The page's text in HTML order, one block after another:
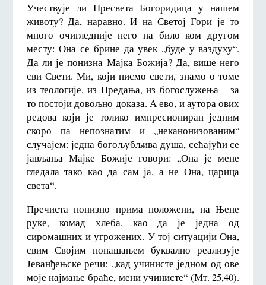
Учествује ли Пресвета Богоридица у нашем
животу? Да, наравно. И на Светој Гори је то
много очигледније него на било ком другом
месту: Она се брине да увек „буде у ваздуху“.
Да ли је понизна Мајка Божија? Да, више него
сви Свети. Ми, који нисмо свети, знамо о томе
из теологије, из Предања, из богослужења – за
то постоји довољно доказа. А ево, и аутора ових
редова који је толико импресиониран једним
скоро па непознатим и „неканонизованим“
случајем: једна богољубљива душа, сећајући се
јављања Мајке Божије говори: „Она је мене
гледала тако као да сам ја, а не Она, царица
света“.
Пречиста понизно прима положени, на Њене
руке, комад хлеба, као да је једна од
сиромашних и угрожених. У тој ситуацији Она,
свим Својим понашањем буквално реализује
Јеванђењске речи: „кад учинисте једном од ове
моје најмање браће, мени учинисте“ (Мт. 25,40).